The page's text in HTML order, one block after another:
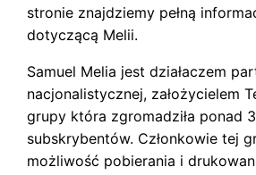
stronie znajdziemy pełną
dotyczącą Melii.
Samuel Melia jest działaczem
nacjonalistycznej, założycielem
grupy która zgromadziła ponad
subskrybentów. Członkowie tej
możliwość pobierania i